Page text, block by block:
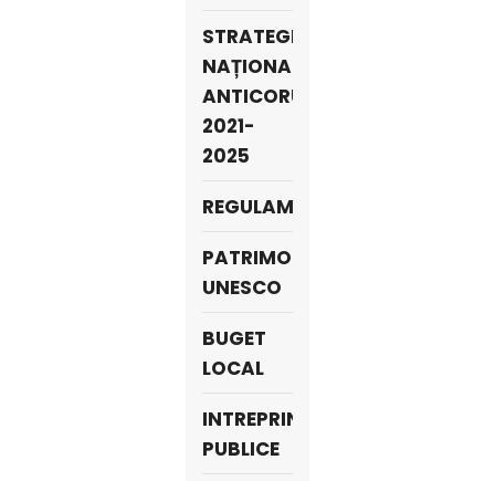
STRATEGIA
NAȚIONALĂ
ANTICORUPȚIE
2021-
2025
REGULAMENTE
PATRIMONIU
UNESCO
BUGET
LOCAL
INTREPRINDERI
PUBLICE